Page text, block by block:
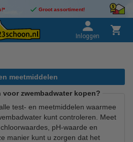
Groot assortiment!
Inloggen
meetmiddelen
voor zwembadwater kopen?
test- en meetmiddelen waarmee
kunt controleren. Meet
pH-waarde en
manier kunt u zorgen dat het